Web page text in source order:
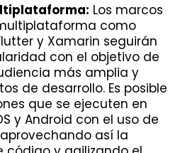
Los marcos
como
y Xamarin seguirán
con el objetivo de
más amplia y
de desarrollo. Es posible
que se ejecuten en
y Android con el uso de
así la